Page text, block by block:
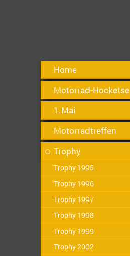
Home
Motorrad-Hocketse
1.Mai
Motorradtreffen
Trophy
Trophy 1995
Trophy 1996
Trophy 1997
Trophy 1998
Trophy 1999
Trophy 2002